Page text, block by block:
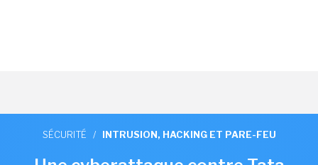
SÉCURITÉ / INTRUSION, HACKING ET PARE-FEU